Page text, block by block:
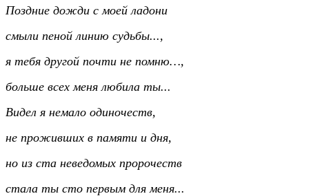
Поздние дожди с моей ладони
смыли пеной линию судьбы...,
я тебя другой почти не помню…,
больше всех меня любила ты...
Видел я немало одиночеств,
не проживших в памяти и дня,
но из ста неведомых пророчеств
стала ты сто первым для меня...